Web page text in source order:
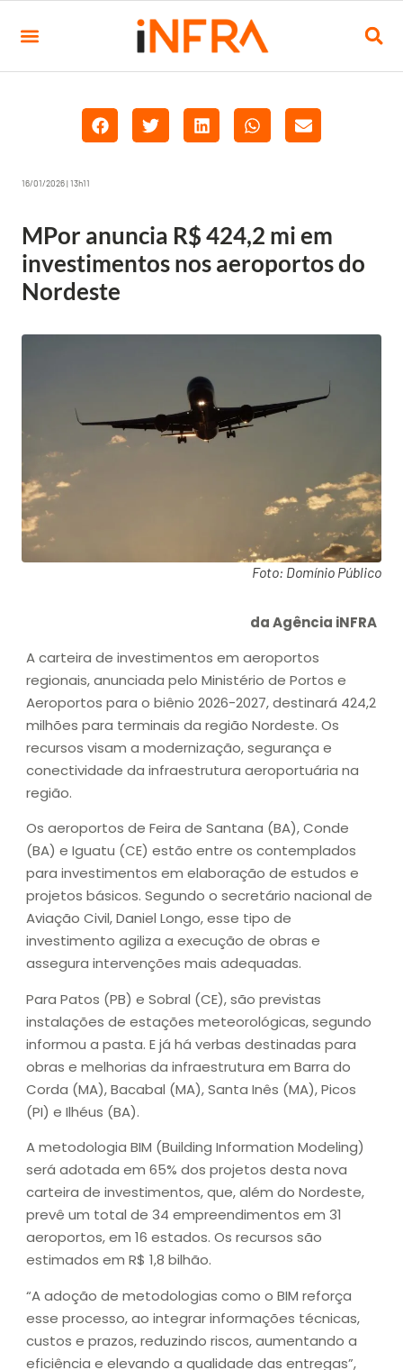
16/01/2026 | 13h11
MPor anuncia R$ 424,2 mi em
investimentos nos aeroportos do
Nordeste
Foto: Domínio Público
da Agência iNFRA
A carteira de investimentos em aeroportos
regionais, anunciada pelo Ministério de Portos e
Aeroportos para o biênio 2026-2027, destinará 424,2
milhões para terminais da região Nordeste. Os
recursos visam a modernização, segurança e
conectividade da infraestrutura aeroportuária na
região.
Os aeroportos de Feira de Santana (BA), Conde
(BA) e Iguatu (CE) estão entre os contemplados
para investimentos em elaboração de estudos e
projetos básicos. Segundo o secretário nacional de
Aviação Civil, Daniel Longo, esse tipo de
investimento agiliza a execução de obras e
assegura intervenções mais adequadas.
Para Patos (PB) e Sobral (CE), são previstas
instalações de estações meteorológicas, segundo
informou a pasta. E já há verbas destinadas para
obras e melhorias da infraestrutura em Barra do
Corda (MA), Bacabal (MA), Santa Inês (MA), Picos
(PI) e Ilhéus (BA).
A metodologia BIM (Building Information Modeling)
será adotada em 65% dos projetos desta nova
carteira de investimentos, que, além do Nordeste,
prevê um total de 34 empreendimentos em 31
aeroportos, em 16 estados. Os recursos são
estimados em R$ 1,8 bilhão.
“A adoção de metodologias como o BIM reforça
esse processo, ao integrar informações técnicas,
custos e prazos, reduzindo riscos, aumentando a
eficiência e elevando a qualidade das entregas”,